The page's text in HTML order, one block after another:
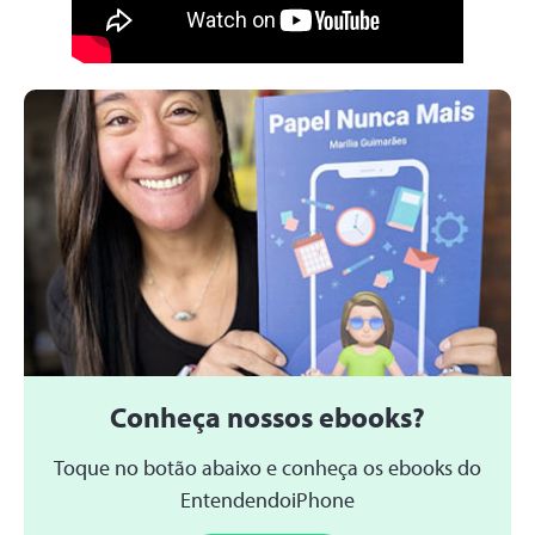
Conheça nossos ebooks?
Toque no botão abaixo e conheça os ebooks do
EntendendoiPhone